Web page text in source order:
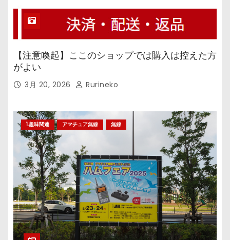
【注意喚起】ここのショップでは購入は控えた方
がよい
3月 20, 2026 Rurineko
1.趣味関連 アマチュア無線 無線